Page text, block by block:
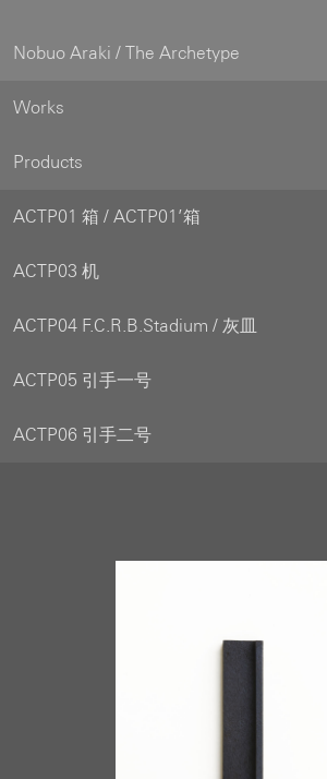
Nobuo Araki / The Archetype
Works
Products
ACTP01 箱 / ACTP01’箱
ACTP03 机
ACTP04 F.C.R.B.Stadium / 灰皿
ACTP05 引手一号
ACTP06 引手二号